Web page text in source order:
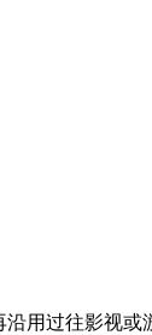
用过往影视